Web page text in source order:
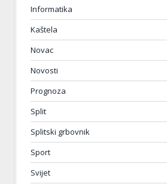
Informatika
Kaštela
Novac
Novosti
Prognoza
Split
Splitski grbovnik
Sport
Svijet